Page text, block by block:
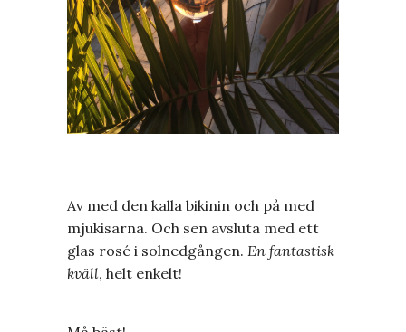
Av med den kalla bikinin och på med
mjukisarna. Och sen avsluta med ett
glas rosé i solnedgången. En fantastisk
kväll, helt enkelt!